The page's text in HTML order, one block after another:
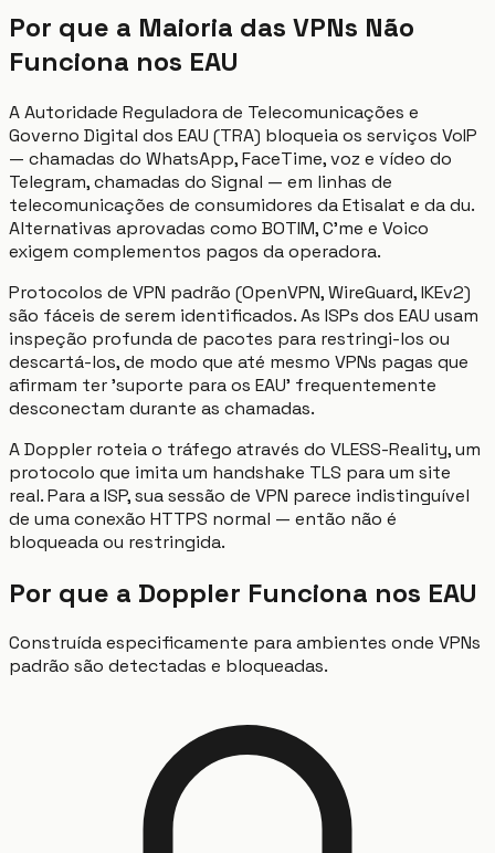
Por que a Maioria das VPNs Não
Funciona nos EAU
A Autoridade Reguladora de Telecomunicações e
Governo Digital dos EAU (TRA) bloqueia os serviços VoIP
— chamadas do WhatsApp, FaceTime, voz e vídeo do
Telegram, chamadas do Signal — em linhas de
telecomunicações de consumidores da Etisalat e da du.
Alternativas aprovadas como BOTIM, C'me e Voico
exigem complementos pagos da operadora.
Protocolos de VPN padrão (OpenVPN, WireGuard, IKEv2)
são fáceis de serem identificados. As ISPs dos EAU usam
inspeção profunda de pacotes para restringi-los ou
descartá-los, de modo que até mesmo VPNs pagas que
afirmam ter 'suporte para os EAU' frequentemente
desconectam durante as chamadas.
A Doppler roteia o tráfego através do VLESS-Reality, um
protocolo que imita um handshake TLS para um site
real. Para a ISP, sua sessão de VPN parece indistinguível
de uma conexão HTTPS normal — então não é
bloqueada ou restringida.
Por que a Doppler Funciona nos EAU
Construída especificamente para ambientes onde VPNs
padrão são detectadas e bloqueadas.